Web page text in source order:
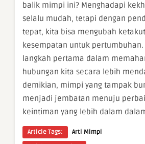
balik mimpi ini? Menghadapi
selalu mudah, tetapi dengan
tepat, kita bisa mengubah
kesempatan untuk pertumbuhan.
langkah pertama dalam
hubungan kita secara lebih
demikian, mimpi yang tampak
menjadi jembatan menuju
keintiman yang lebih dalam
Article Tags:
Arti Mimpi